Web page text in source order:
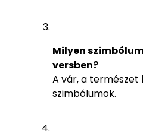
Milyen
versben?
A vár, a természet
szimbólumok.